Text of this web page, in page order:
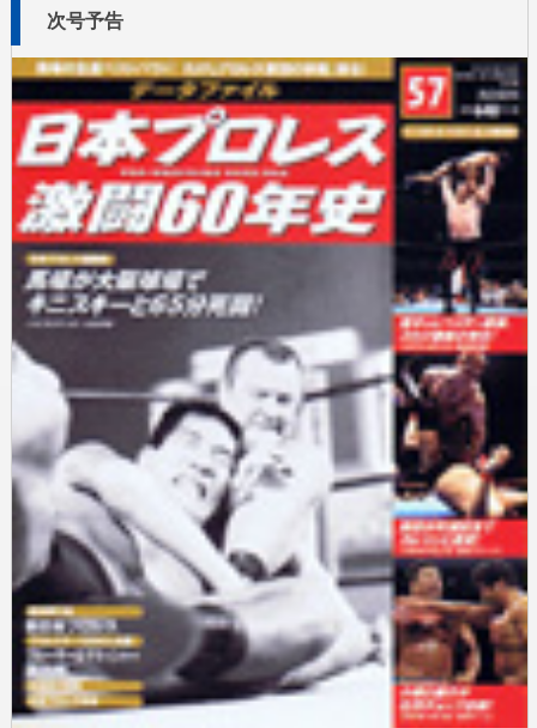
次号予告